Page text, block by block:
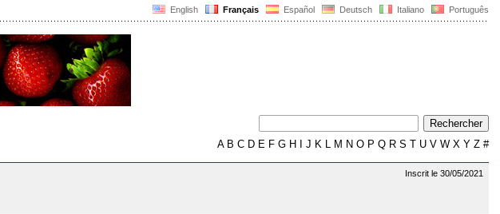
English Français Español Deutsch Italiano Português
AB C D E F G H J K L M N O P Q R S T U V W X Y Z #
Inscrit le 30/05/2021